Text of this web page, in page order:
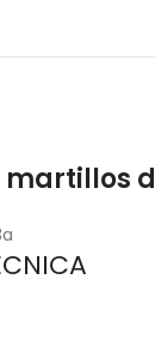
martillos